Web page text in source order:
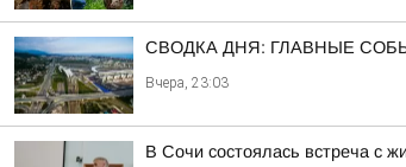
СВОДКА ДНЯ: ГЛАВНЫЕ
Вчера, 23:03
В Сочи состоялась встреча с